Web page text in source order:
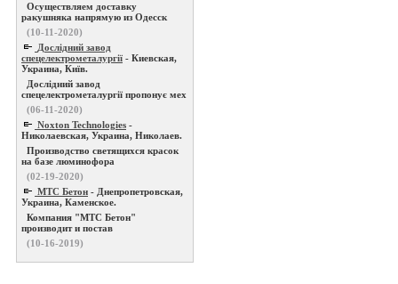
Осуществляем доставку
ракушняка напрямую из Одесск
(10-11-2020)
Дослідний завод
спецелектрометалургії - Киевская,
Украина, Київ.
Дослідний завод
спецелектрометалургії пропонує мех
(06-11-2020)
Noxton Technologies -
Николаевская, Украина, Николаев.
Производство светящихся красок
на базе люминофора
(02-19-2020)
МТС Бетон - Днепропетровская,
Украина, Каменское.
Компания "МТС Бетон"
производит и постав
(10-16-2019)